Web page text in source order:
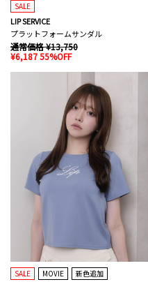
SALE
LIP SERVICE
プラットフォームサンダル
通常価格 ¥13,750
¥6,187 55%OFF
SALE MOVIE 新色追加